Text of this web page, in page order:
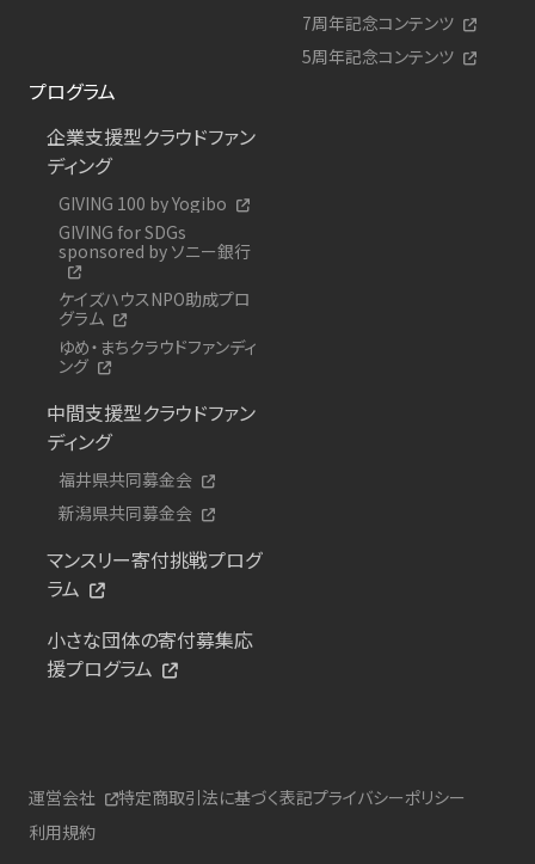
7周年記念コンテンツ
5周年記念コンテンツ
プログラム
企業支援型クラウドファン
ディング
GIVING 100 by Yogibo
GIVING for SDGs
sponsored by ソニー銀行
ケイズハウスNPO助成プロ
グラム
ゆめ・まちクラウドファンディ
ング
中間支援型クラウドファン
ディング
福井県共同募金会
新潟県共同募金会
マンスリー寄付挑戦プログ
ラム
小さな団体の寄付募集応
援プログラム
運営会社 特定商取引法に基づく表記プライバシーポリシー
利用規約